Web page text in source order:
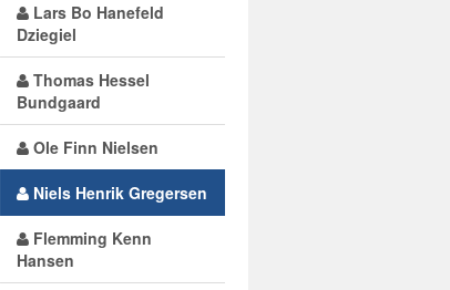
Lars Bo Hanefeld
Dziegiel
Thomas Hessel
Bundgaard
Ole Finn Nielsen
Niels Henrik Gregersen
Flemming Kenn
Hansen